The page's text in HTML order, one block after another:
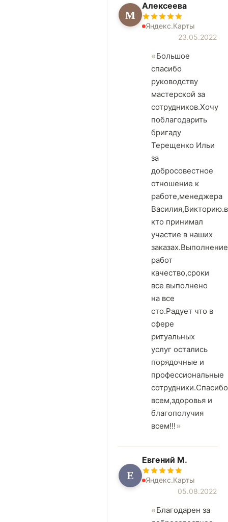
М
Алексеева
Яндекс.Карты
23.05.2022
Большое
спасибо
руководству
мастерской за
сотрудников.Хочу
поблагодарить
бригаду
Терещенко Ильи
за
добросовестное
отношение к
работе,менеджера
кто принимал
участие в наших
заказах.Выполнение
работ
качество,сроки
все выполнено
на все
сто.Радует что в
сфере
ритуальных
услуг остались
порядочные и
профессиональные
сотрудники.Спасибо
всем,здоровья и
благополучия
всем!!!
Е
Евгений М.
Яндекс.Карты
05.08.2022
Благодарен за